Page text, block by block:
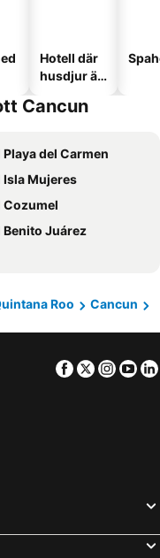
Hotell där
husdjur är
Cancun
Playa del Carmen
Isla Mujeres
Cozumel
Benito Juárez
Roo
Cancun
Facebook
Twitter